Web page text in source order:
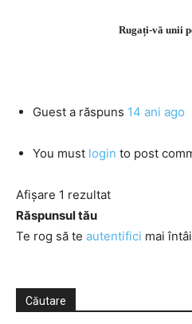
Rugați-vă unii
Guest a răspuns 14 ani ago
You must login to post
Afișare 1 rezultat
Răspunsul tău
Te rog să te autentifici mai
Căutare